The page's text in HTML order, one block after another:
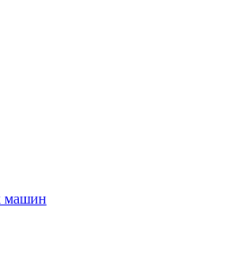
машин